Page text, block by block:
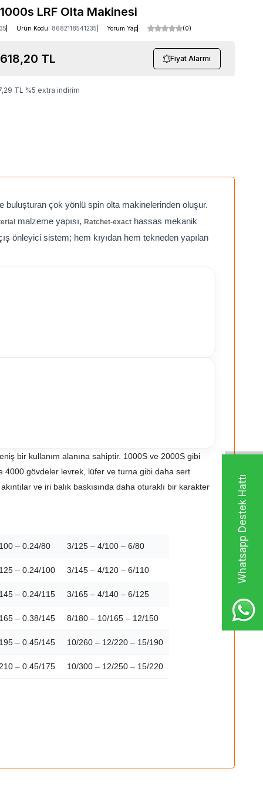
Whatsapp Destek Hattı
LRF Olta Makinesi
Ürün Kodu: 8682118541235 Yorum Yap (0)
TL Fiyat Alarmı
TL %5 extra indirim
buluşturan çok yönlü spin olta makinelerinden oluşur.
malzeme yapısı, Ratchet-exact hassas mekanik
önleyici sistem; hem kıyıdan hem tekneden yapılan
bir kullanım alanına sahiptir. 1000S ve 2000S gibi
4000 gövdeler levrek, lüfer ve turna gibi daha sert
ve iri balık baskısında daha oturaklı bir karakter
– 0.24/80 3/125 – 4/100 – 6/80
– 0.24/100 3/145 – 4/120 – 6/110
– 0.24/115 3/165 – 4/140 – 6/125
– 0.38/145 8/180 – 10/165 – 12/150
– 0.45/145 10/260 – 12/220 – 15/190
– 0.45/175 10/300 – 12/250 – 15/220